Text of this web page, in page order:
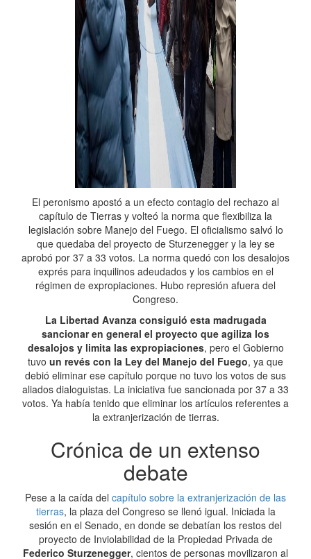
El peronismo apostó a un efecto contagio del rechazo al
capítulo de Tierras y volteó la norma que flexibiliza la
legislación sobre Manejo del Fuego. El oficialismo salvó lo
que quedaba del proyecto de Sturzenegger y la ley se
aprobó por 37 a 33 votos. La norma quedó con los desalojos
exprés para inquilinos adeudados y los cambios en el
régimen de expropiaciones. Hubo represión afuera del
Congreso.
La Libertad Avanza consiguió esta madrugada
sancionar en general el proyecto que agiliza los
desalojos y limita las expropiaciones, pero el Gobierno
tuvo un revés con la Ley del Manejo del Fuego, ya que
debió eliminar ese capítulo porque no tuvo los votos de sus
aliados dialoguistas. La iniciativa fue sancionada por 37 a 33
votos. Ya había tenido que eliminar los artículos referentes a
la extranjerización de tierras.
Crónica de un extenso
debate
Pese a la caída del capítulo sobre la extranjerización de las
tierras, la plaza del Congreso se llenó igual. Iniciada la
sesión en el Senado, en donde se debatían los restos del
proyecto de Inviolabilidad de la Propiedad Privada de
Federico Sturzenegger, cientos de personas movilizaron al